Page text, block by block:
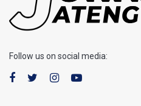
Follow us on social media: